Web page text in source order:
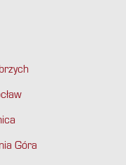
Góra